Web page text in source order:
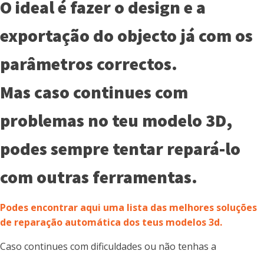
O ideal é fazer o design e a
exportação do objecto já com os
parâmetros correctos.
Mas caso continues com
problemas no teu modelo 3D,
podes sempre tentar repará-lo
com outras ferramentas.
Podes encontrar aqui uma lista das melhores soluções
de reparação automática dos teus modelos 3d.
Caso continues com dificuldades ou não tenhas a